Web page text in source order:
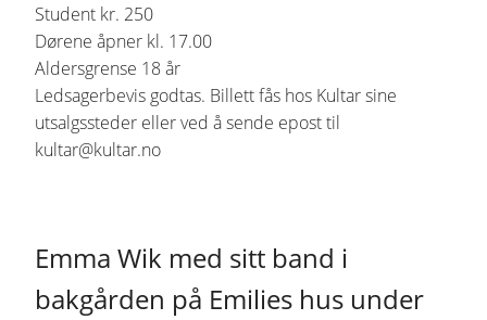
Student kr. 250
Dørene åpner kl. 17.00
Aldersgrense 18 år
Ledsagerbevis godtas. Billett fås hos Kultar sine
utsalgssteder eller ved å sende epost til
kultar@kultar.no
Emma Wik med sitt band i
bakgården på Emilies hus under